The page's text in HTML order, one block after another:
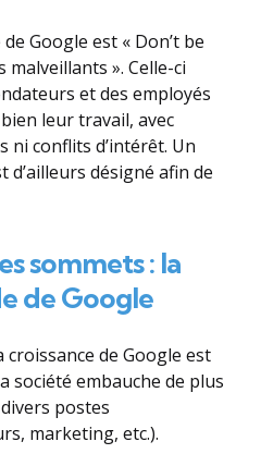
Google est « Don’t be
malveillants ». Celle-ci
et des employés
leur travail, avec
ni conflits d’intérêt. Un
désigné afin de
sommets : la
de Google
de Google est
société embauche de plus
postes
marketing, etc.).